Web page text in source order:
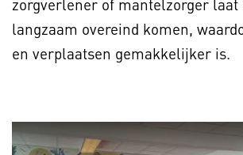
zorgverlener of mantelzorger laat
langzaam overeind komen,
en verplaatsen gemakkelijker is.